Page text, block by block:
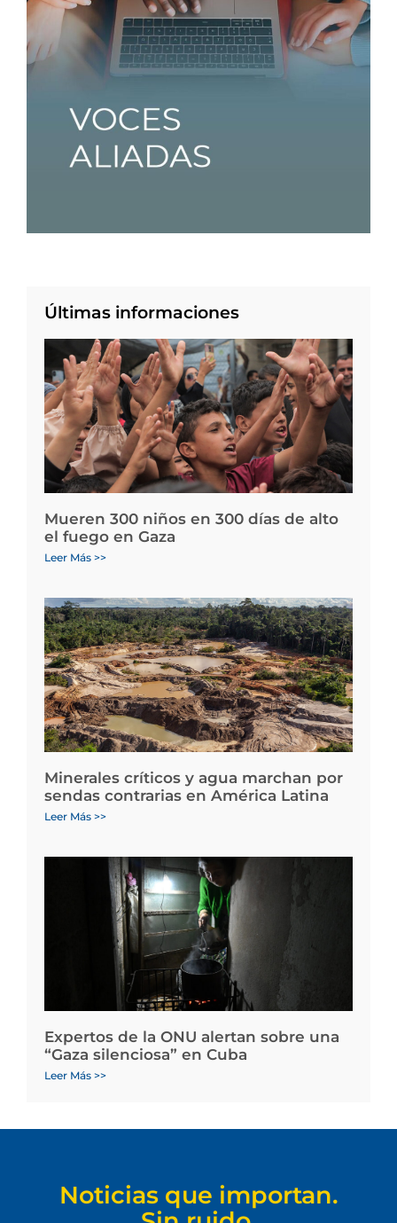
Últimas informaciones
Mueren 300 niños en 300 días de alto
el fuego en Gaza
Leer Más >>
Minerales críticos y agua marchan por
sendas contrarias en América Latina
Leer Más >>
Expertos de la ONU alertan sobre una
“Gaza silenciosa” en Cuba
Leer Más >>
Noticias que importan.